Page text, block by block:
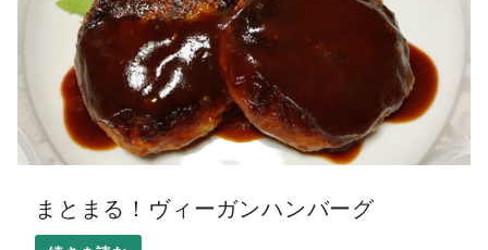
まとまる！ヴィーガンハンバーグ